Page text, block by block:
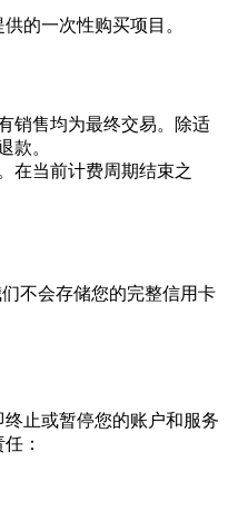
的一次性购买项目。
销售均为最终交易。除适
款。
在当前计费周期结束之
不会存储您的完整信用卡
止或暂停您的账户和服务
：